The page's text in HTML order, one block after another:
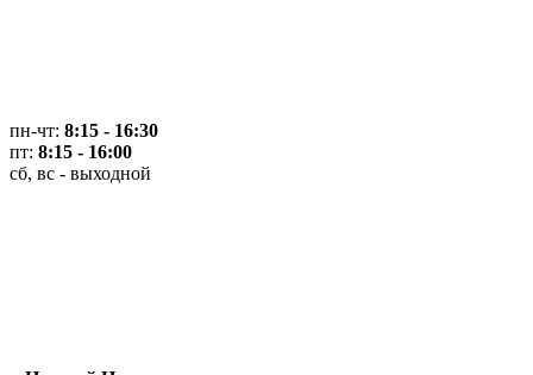
пн-чт: 8:15 - 16:30
пт: 8:15 - 16:00
сб, вс - выходной